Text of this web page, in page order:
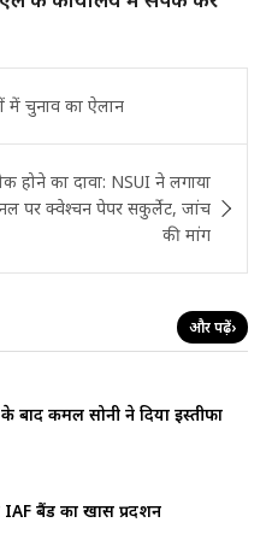
में चुनाव का ऐलान
होने का दावा: NSUI ने लगाया
पर क्वेश्चन पेपर सकुर्लेट, जांच
की मांग
और पढ़ें›
बाद कमल सोनी ने दिया इस्तीफा
बैंड का खास प्रदर्शन